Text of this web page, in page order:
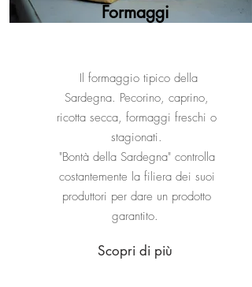
Formaggi
Il formaggio tipico della
Sardegna. Pecorino, caprino,
ricotta secca, formaggi freschi o
stagionati.
"Bontà della Sardegna" controlla
costantemente la filiera dei suoi
produttori per dare un prodotto
garantito.
Scopri di più